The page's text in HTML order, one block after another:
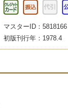
マスターID：5818166
初版刊行年：1978.4